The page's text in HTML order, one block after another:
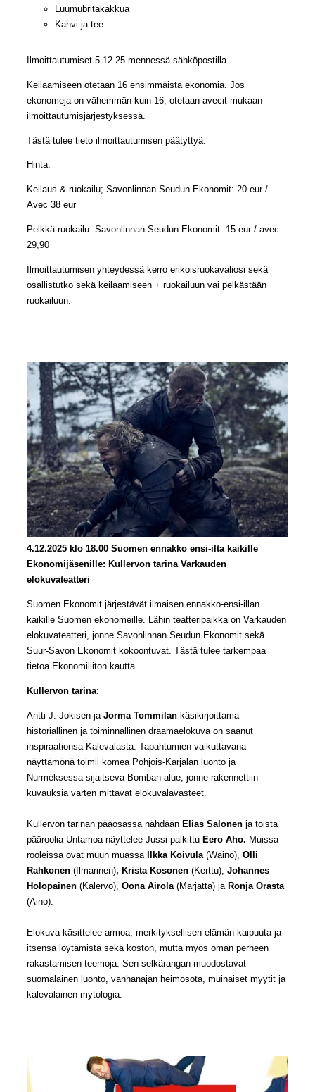
Luumubritakakkua
Kahvi ja tee
Ilmoittautumiset 5.12.25 mennessä sähköpostilla.
Keilaamiseen otetaan 16 ensimmäistä ekonomia. Jos
ekonomeja on vähemmän kuin 16, otetaan avecit mukaan
ilmoittautumisjärjestyksessä.
Tästä tulee tieto ilmoittautumisen päätyttyä.
Hinta:
Keilaus & ruokailu; Savonlinnan Seudun Ekonomit: 20 eur /
Avec 38 eur
Pelkkä ruokailu: Savonlinnan Seudun Ekonomit: 15 eur / avec
29,90
Ilmoittautumisen yhteydessä kerro erikoisruokavaliosi sekä
osallistutko sekä keilaamiseen + ruokailuun vai pelkästään
ruokailuun.
4.12.2025 klo 18.00 Suomen ennakko ensi-ilta kaikille
Ekonomijäsenille: Kullervon tarina Varkauden
elokuvateatteri
Suomen Ekonomit järjestävät ilmaisen ennakko-ensi-illan
kaikille Suomen ekonomeille. Lähin teatteripaikka on Varkauden
elokuvateatteri, jonne Savonlinnan Seudun Ekonomit sekä
Suur-Savon Ekonomit kokoontuvat. Tästä tulee tarkempaa
tietoa Ekonomiliiton kautta.
Kullervon tarina:
Antti J. Jokisen ja Jorma Tommilankäsikirjoittama
historiallinen ja toiminnallinen draamaelokuva on saanut
inspiraationsa Kalevalasta. Tapahtumien vaikuttavana
näyttämönä toimii komea Pohjois-Karjalan luonto ja
Nurmeksessa sijaitseva Bomban alue, jonne rakennettiin
kuvauksia varten mittavat elokuvalavasteet.
Kullervon tarinan pääosassa nähdään Elias Salonenja toista
pääroolia Untamoa näyttelee Jussi-palkittuEero Aho. Muissa
rooleissa ovat muun muassa
Ilkka Koivula (Wäinö), Olli
Rahkonen (Ilmarinen), Krista Kosonen (Kerttu), Johannes
Holopainen(Kalervo), Oona Airola(Marjatta) ja Ronja Orasta
(Aino).
Elokuva käsittelee armoa, merkityksellisen elämän kaipuuta ja
itsensä löytämistä sekä koston, mutta myös oman perheen
rakastamisen teemoja. Sen selkärangan muodostavat
suomalainen luonto, vanhanajan heimosota, muinaiset myytit ja
kalevalainen mytologia.